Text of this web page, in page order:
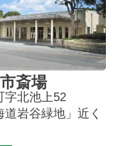
斎場
字北池上52
道岩谷緑地」近く
員価格!